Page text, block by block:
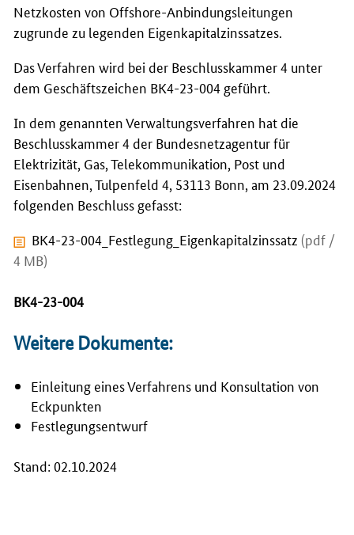
Netzkosten von Offshore-Anbindungsleitungen
zugrunde zu legenden Eigenkapitalzinssatzes.
Das Verfahren wird bei der Beschlusskammer 4 unter
dem Geschäftszeichen BK4-23-004 geführt.
In dem genannten Verwaltungsverfahren hat die
Beschlusskammer 4 der Bundesnetzagentur für
Elektrizität, Gas, Telekommunikation, Post und
Eisenbahnen, Tulpenfeld 4, 53113 Bonn, am 23.09.2024
folgenden Beschluss gefasst:
BK4-23-004_Festlegung_Eigenkapitalzinssatz (pdf /
4 MB)
BK4-23-004
Weitere Dokumente:
Einleitung eines Verfahrens und Konsultation von
Eckpunkten
Festlegungsentwurf
Stand: 02.10.2024